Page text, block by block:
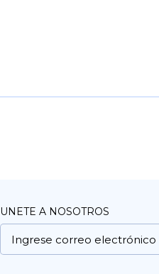
UNETE A NOSOTROS